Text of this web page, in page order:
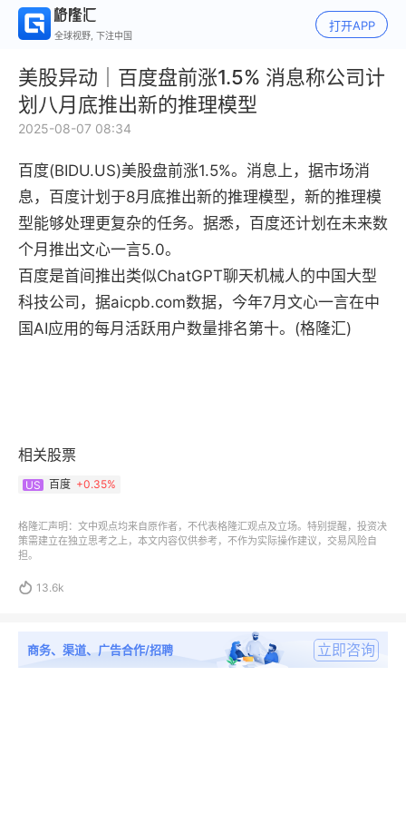
全球视野, 下注中国
打开APP
美股异动｜百度盘前涨1.5% 消息称公司计
划八月底推出新的推理模型
2025-08-07 08:34
百度(BIDU.US)美股盘前涨1.5%。消息上，据市场消
息，百度计划于8月底推出新的推理模型，新的推理模
型能够处理更复杂的任务。据悉，百度还计划在未来数
个月推出文心一言5.0。
百度是首间推出类似ChatGPT聊天机械人的中国大型
科技公司，据aicpb.com数据，今年7月文心一言在中
国AI应用的每月活跃用户数量排名第十。(格隆汇)
相关股票
US 百度 +0.35%
格隆汇声明：文中观点均来自原作者，不代表格隆汇观点及立场。特别提醒，投资决
策需建立在独立思考之上，本文内容仅供参考，不作为实际操作建议，交易风险自
担。
 13.6k
商务、渠道、广告合作/招聘 立即咨询